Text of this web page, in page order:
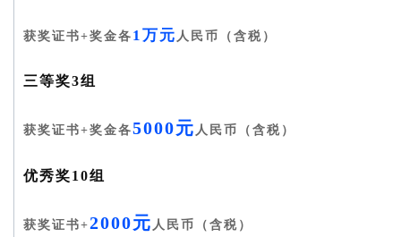
获奖证书+奖金各 1万元 人民币（含税）
三等奖3组
获奖证书+奖金各5000元 人民币（含税）
优秀奖10组
获奖证书+2000元 人民币（含税）